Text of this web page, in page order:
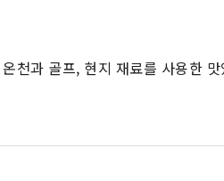
천과 골프, 현지 재료를 사용한